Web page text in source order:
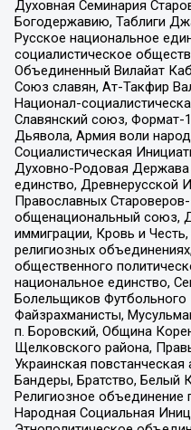
Духовная Семинария
Богодержавию, Таблиги
Русское национальное
социалистическое
Объединенный Вилайат
Союз славян, Ат-Такфир
Национал-
Славянский союз, Формат-
Дьявола, Армия воли
Социалистическая
Духовно-Родовая Держава
единство, Древнерусской
Православных
общенациональный союз,
иммиграции, Кровь и
религиозных
общественного
национальное единство,
Болельщиков
Файзрахманисты,
п. Боровский, Община
Щелковского района,
Украинская
Бандеры, Братство, Белый
Религиозное объединение
Народная Социальная